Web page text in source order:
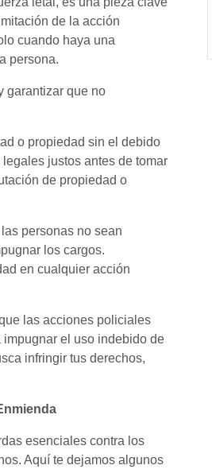
de la acción
cuando haya una
persona.
garantizar que no
o propiedad sin el debido
justos antes de tomar
de propiedad o
personas no sean
los cargos.
en cualquier acción
las acciones policiales
el uso indebido de
infringir tus derechos,
esenciales contra los
Aquí te dejamos algunos